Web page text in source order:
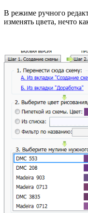
В режиме ручного
изменять цвета, нечто